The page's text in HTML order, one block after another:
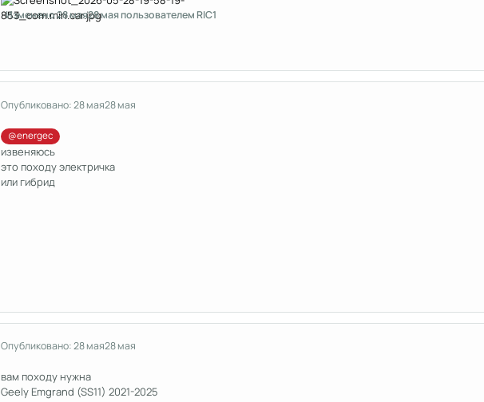
Изменено28 мая28 маяпользователем RIC1
Опубликовано:28 мая28 мая
@energec
извеняюсь
это походу электричка
или гибрид
Опубликовано:28 мая28 мая
вам походу нужна
Geely Emgrand (SS11) 2021-2025